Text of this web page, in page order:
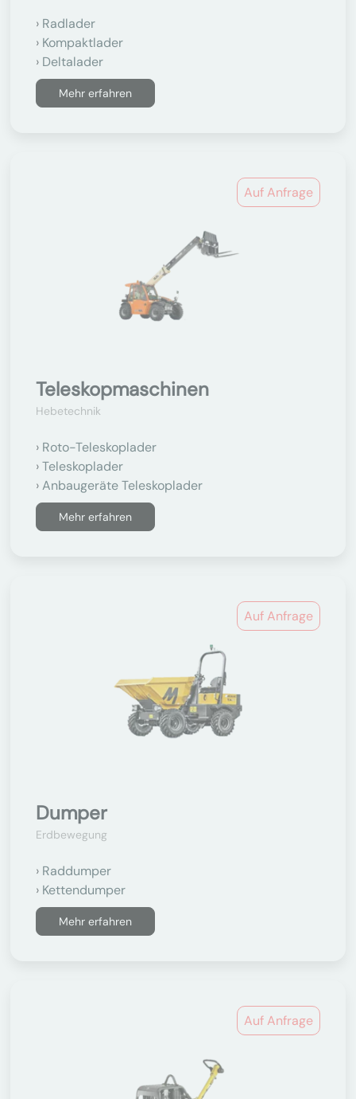
Radlader
Kompaktlader
Deltalader
Mehr erfahren
Auf Anfrage
Teleskopmaschinen
Hebetechnik
Roto-Teleskoplader
Teleskoplader
Anbaugeräte Teleskoplader
Mehr erfahren
Auf Anfrage
Dumper
Erdbewegung
Raddumper
Kettendumper
Mehr erfahren
Auf Anfrage